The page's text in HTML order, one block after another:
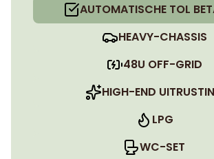
AUTOMATISCHE TOL
HEAVY-CHASSIS
48U OFF-GRID
HIGH-END
LPG
WC-SET